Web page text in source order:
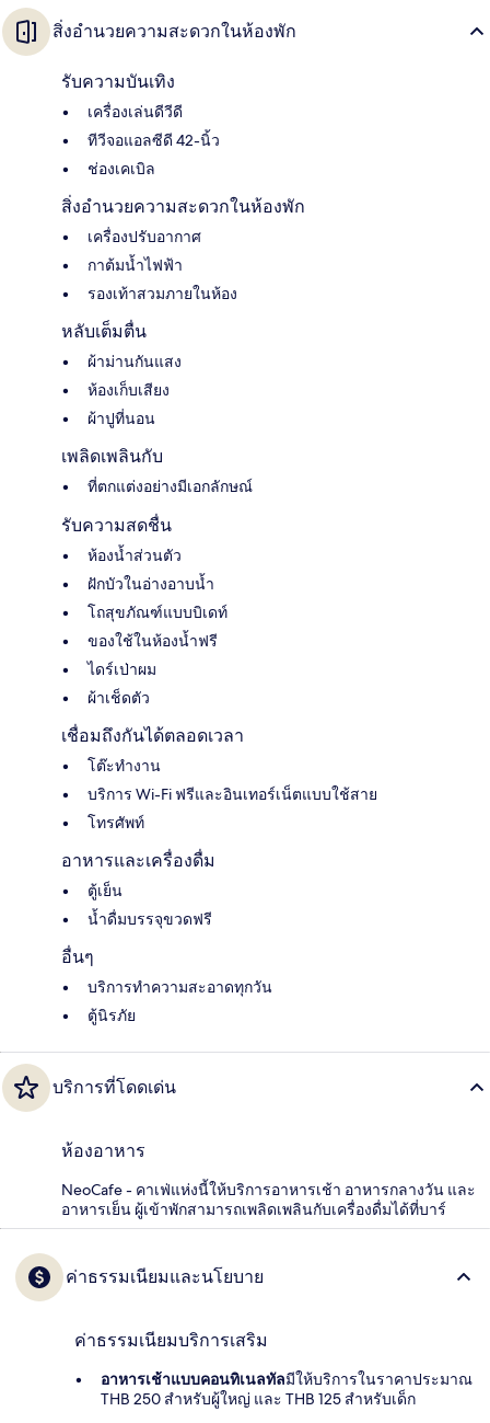
สิ่งอำนวยความสะดวกในห้องพัก
รับความบันเทิง
เครื่องเล่นดีวีดี
ทีวีจอแอลซีดี 42-นิ้ว
ช่องเคเบิล
สิ่งอำนวยความสะดวกในห้องพัก
เครื่องปรับอากาศ
กาต้มน้ำไฟฟ้า
รองเท้าสวมภายในห้อง
หลับเต็มตื่น
ผ้าม่านกันแสง
ห้องเก็บเสียง
ผ้าปูที่นอน
เพลิดเพลินกับ
ที่ตกแต่งอย่างมีเอกลักษณ์
รับความสดชื่น
ห้องน้ำส่วนตัว
ฝักบัวในอ่างอาบน้ำ
โถสุขภัณฑ์แบบบิเดท์
ของใช้ในห้องน้ำฟรี
ไดร์เป่าผม
ผ้าเช็ดตัว
เชื่อมถึงกันได้ตลอดเวลา
โต๊ะทำงาน
บริการ Wi-Fi ฟรีและอินเทอร์เน็ตแบบใช้สาย
โทรศัพท์
อาหารและเครื่องดื่ม
ตู้เย็น
น้ำดื่มบรรจุขวดฟรี
อื่นๆ
บริการทำความสะอาดทุกวัน
ตู้นิรภัย
บริการที่โดดเด่น
ห้องอาหาร
NeoCafe - คาเฟ่แห่งนี้ให้บริการอาหารเช้า อาหารกลางวัน และ
อาหารเย็น ผู้เข้าพักสามารถเพลิดเพลินกับเครื่องดื่มได้ที่บาร์
ค่าธรรมเนียมและนโยบาย
ค่าธรรมเนียมบริการเสริม
อาหารเช้าแบบคอนทิเนลทัลมีให้บริการในราคาประมาณ
THB 250 สำหรับผู้ใหญ่ และ THB 125 สำหรับเด็ก